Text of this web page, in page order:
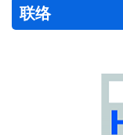
联络